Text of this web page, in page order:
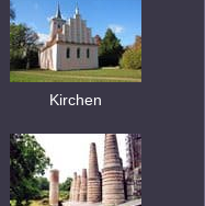
Kirchen